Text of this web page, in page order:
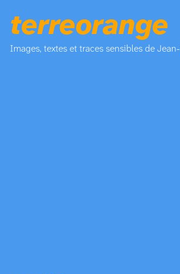
terreorange
Images, textes et traces sensibles de